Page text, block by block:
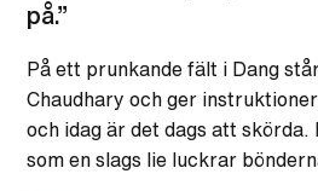
på.”
På ett prunkande fält i Dang
Chaudhary och ger
och idag är det dags att skörda.
som en slags lie luckrar